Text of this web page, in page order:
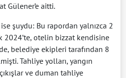
Gülener’e aitti.
ise şuydu: Bu rapordan yalnızca 2
2024’te, otelin bizzat kendisine
belediye ekipleri tarafından 8
Tahliye yolları, yangın
ve duman tahliye